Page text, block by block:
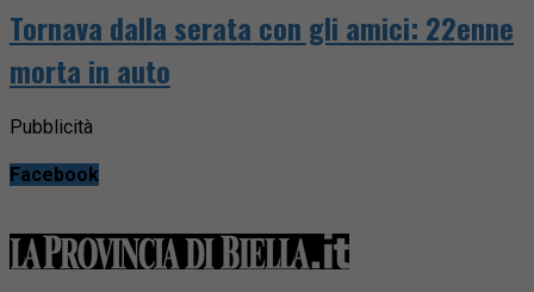
Tornava dalla serata con gli amici: 22enne
morta in auto
Pubblicità
Facebook